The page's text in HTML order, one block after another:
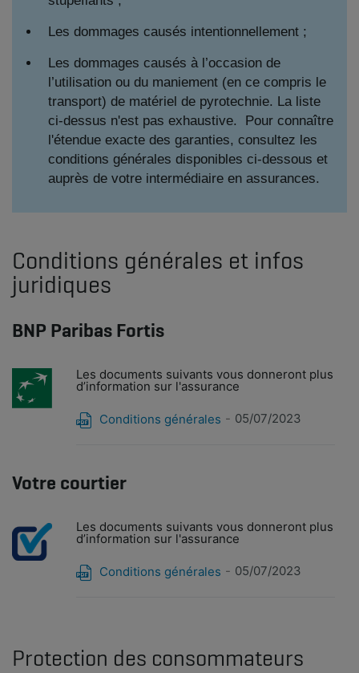
Les dommages causés intentionnellement ;
Les dommages causés à l’occasion de
l’utilisation ou du maniement (en ce compris le
transport) de matériel de pyrotechnie. La liste
ci-dessus n'est pas exhaustive. Pour connaître
l'étendue exacte des garanties, consultez les
conditions générales disponibles ci-dessous et
auprès de votre intermédiaire en assurances.
Conditions générales et infos
juridiques
BNP Paribas Fortis
Les documents suivants vous donneront plus
d’information sur l'assurance
Conditions générales 05/07/2023
Votre courtier
Les documents suivants vous donneront plus
d’information sur l'assurance
Conditions générales 05/07/2023
Protection des consommateurs